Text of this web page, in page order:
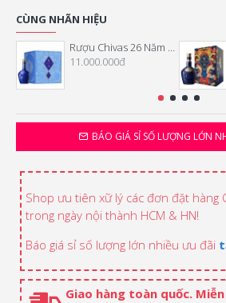
BÁO GIÁ SỈ SỐ LƯỢNG LỚN
CÙNG NHÃN HIỆU
Rượu Chivas 26 Năm Hộp Quà Tết 2026
11.000.000đ
Shop ưu tiên xữ lý các đơn đặt hàng
trong ngày nội thành HCM & HN!
Báo giá sỉ số lượng lớn nhiều ưu đãi
Giao hàng toàn quốc.